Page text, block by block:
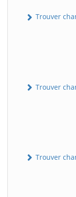
Trouver
Trouver
Trouver